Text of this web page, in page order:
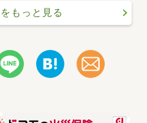
をもっと見る